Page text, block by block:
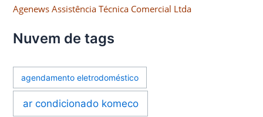
Agenews Assistência Técnica Comercial Ltda
Nuvem de tags
agendamento eletrodoméstico
ar condicionado komeco